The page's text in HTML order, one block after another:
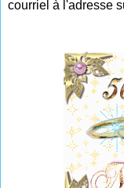
courriel à l'adresse